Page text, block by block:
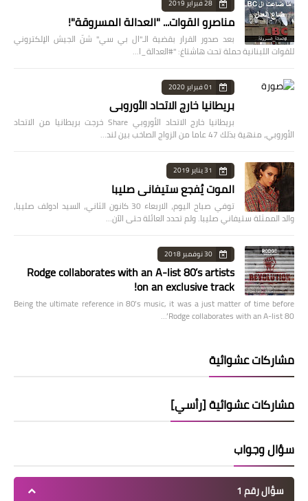
28 فبراير 2019
مناصرو القوات... "العدالة المسروقة"!
بعد صدور القرار بقضية الـ"ال بي سي" شنّ الجيش الإلكتروني
للقوات اللبنانية حملة تحت هاشتاغ: "#العدالة_ا…
01 فبراير 2020
بريطانيا خارج الاتحاد الأوروبي
بريطانيا خارج الاتحاد الأوروبي Share خرجت بريطانيا من الاتحاد
الأوروبي، منهية بذلك 47 عاما من الزواج الصاخب بين لند…
31 يناير 2019
الموت يُفجع ستيفاني صليبا
توفي صباح اليوم، الاربعاء 30 كانون الثاني، السيد ادولف صليبا،
والد الممثلة ستيفاني صليبا. ولم تحدد العائلة حتى الآن…
30 نوفمبر 2018
Rodge collaborates with an A-list 80’s artists
on an exclusive track!
Being the ultimate reference in 80’s music, it was a just matter of time before
Rodge collaborates with an A-list 80’…
مشاركات عشوائية
مشاركات عشوائية [رأسي]
سؤال وجواب
سؤال رقم 1